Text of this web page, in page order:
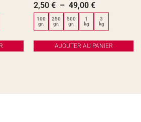
2,50 € – 49,00 €
100
gr.
250
gr.
500
gr.
1
kg
3
kg
AJOUTER AU PANIER